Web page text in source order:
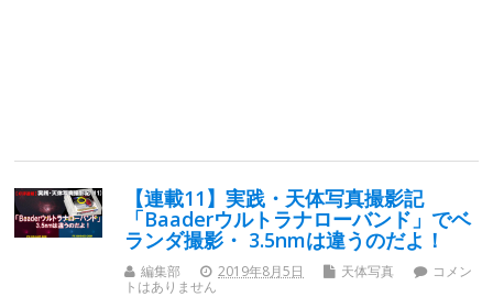
【連載11】実践・天体写真撮影記
「Baaderウルトラナローバンド」でベ
ランダ撮影・ 3.5nmは違うのだよ！
編集部 2019年8月5日 天体写真
コメン
トはありません